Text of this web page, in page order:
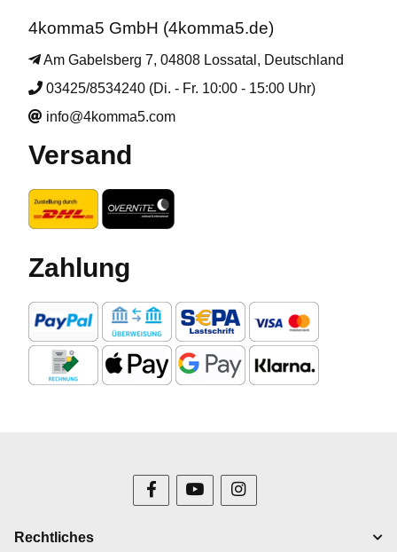
4komma5 GmbH (4komma5.de)
Am Gabelsberg 7, 04808 Lossatal, Deutschland
03425/8534240 (Di. - Fr. 10:00 - 15:00 Uhr)
info@4komma5.com
Versand
Zahlung
Rechtliches